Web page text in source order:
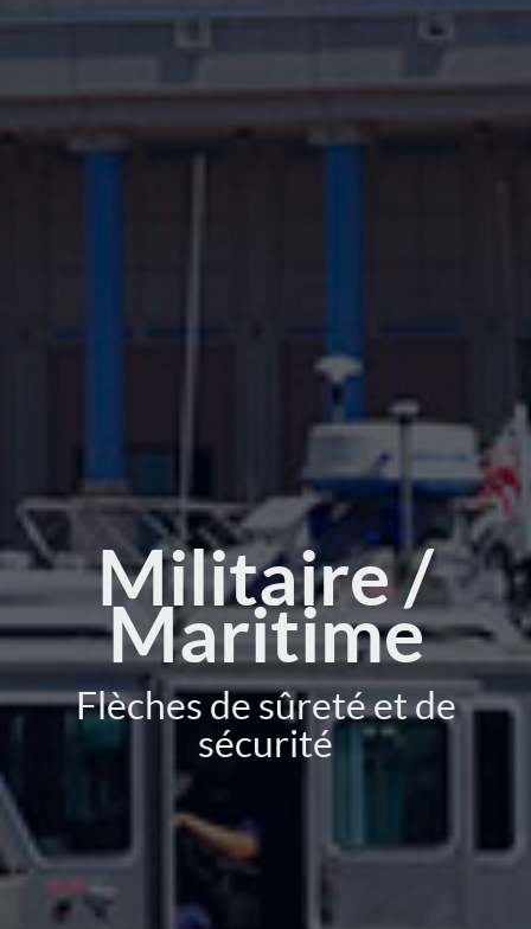
Militaire /
Maritime
Flèches de sûreté et de
sécurité